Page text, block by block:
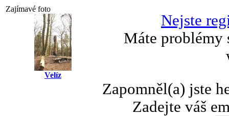
Zajímavé foto
Velíz
Nejste
Máte problémy
Zapomněl(a) jste
Zadejte váš